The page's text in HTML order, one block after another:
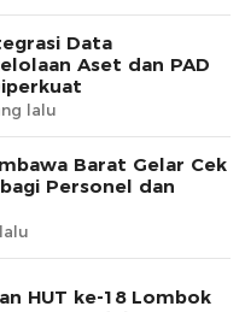
Data
Aset dan PAD
lalu
Barat Gelar Cek
Personel dan
HUT ke-18 Lombok